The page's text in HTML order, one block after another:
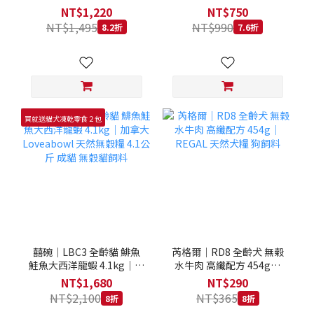
內/結紮貓 雞肉石榴 1.5KG
NT$1,220
NT$1,495 8.2折
臭 40LB｜Cat Litter 40磅
士
NT$750
NT$990 7.6折
買就送貓犬凍乾零食２包
囍碗｜LBC3 全齡貓 鯡魚
鮭魚大西洋龍蝦 4.1kg｜加
拿大 Loveabowl 天然無穀
糧 4.1公斤 成貓 無穀貓飼
料
NT$1,680
NT$2,100 8折
芮格爾｜RD8 全齡犬 無榖
水牛肉 高纖配方 454g｜
REGAL 天然犬糧 狗飼料
NT$290
NT$365 8折